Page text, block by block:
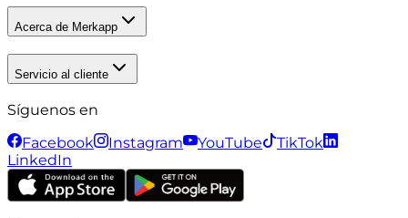
Acerca de Merkapp
Servicio al cliente
Síguenos en
Facebook
Instagram YouTube
TikTok
LinkedIn